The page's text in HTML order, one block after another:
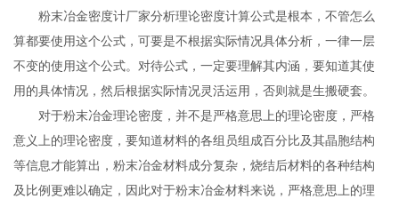
粉末冶金密度计厂家分析理论密度计算公式是根本，不管怎么
算都要使用这个公式，可要是不根据实际情况具体分析，一律一层
不变的使用这个公式。对待公式，一定要理解其内涵，要知道其使
用的具体情况，然后根据实际情况灵活运用，否则就是生搬硬套。
对于粉末冶金理论密度，并不是严格意思上的理论密度，严格
意义上的理论密度，要知道材料的各组员组成百分比及其晶胞结构
等信息才能算出，粉末冶金材料成分复杂，烧结后材料的各种结构
及比例更难以确定，因此对于粉末冶金材料来说，严格意思上的理